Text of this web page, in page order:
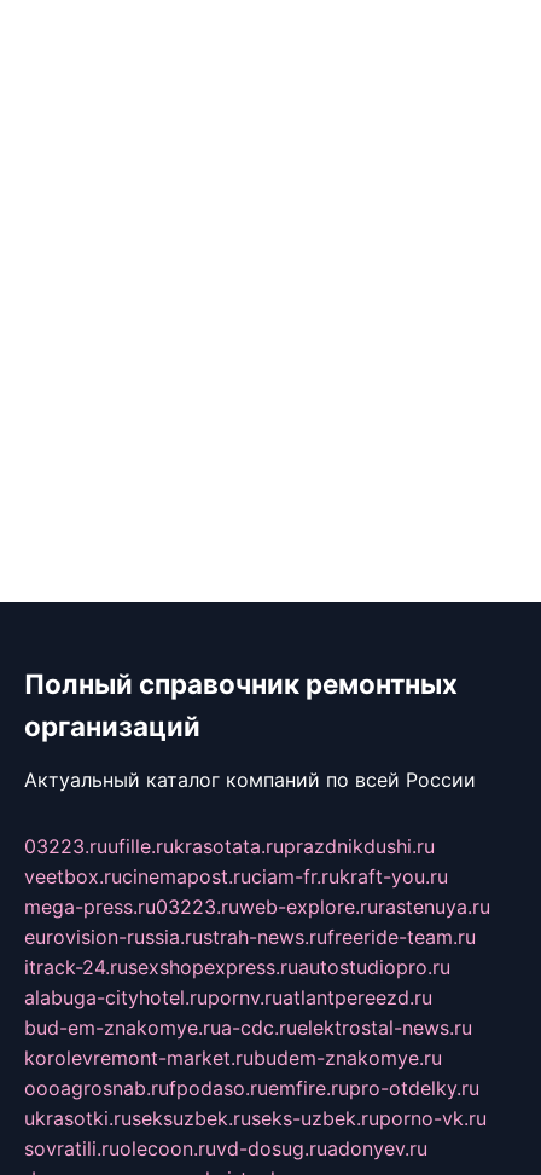
Полный справочник ремонтных
организаций
Актуальный каталог компаний по всей России
03223.ruufille.rukrasotata.ruprazdnikdushi.ru
veetbox.rucinemapost.ruciam-fr.rukraft-you.ru
mega-press.ru03223.ruweb-explore.rurastenuya.ru
eurovision-russia.rustrah-news.rufreeride-team.ru
itrack-24.rusexshopexpress.ruautostudiopro.ru
alabuga-cityhotel.rupornv.ruatlantpereezd.ru
bud-em-znakomye.rua-cdc.ruelektrostal-news.ru
korolevremont-market.rubudem-znakomye.ru
oooagrosnab.rufpodaso.ruemfire.rupro-otdelky.ru
ukrasotki.ruseksuzbek.ruseks-uzbek.ruporno-vk.ru
sovratili.ruolecoon.ruvd-dosug.ruadonyev.ru